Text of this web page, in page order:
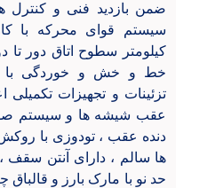
ضمن بازدید فنی و کنترل
کیلومتر سطوح اتاق دور
خط و خش و خوردگی با
تزئینات و تجهیزات
عقب شیشه ها و سیستم
دنده عقب ، تودوزی با
ها سالم ، دارای آنتن سقف
حد نو با مارک بارز و